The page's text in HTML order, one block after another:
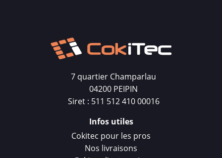
7 quartier Champarlau
04200 PEIPIN
Siret : 511 512 410 00016
Infos utiles
Cokitec pour les pros
Nos livraisons